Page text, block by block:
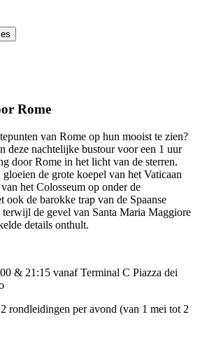
Rome
van Rome op hun mooist te zien?
deze nachtelijke bustour voor een 1 uur
door Rome in het licht van de sterren.
de grote koepel van het Vaticaan
het Colosseum op onder de
ook de barokke trap van de Spaanse
de gevel van Santa Maria Maggiore
details onthult.
& 21:15 vanaf Terminal C Piazza dei
rondleidingen per avond (van 1 mei tot 2